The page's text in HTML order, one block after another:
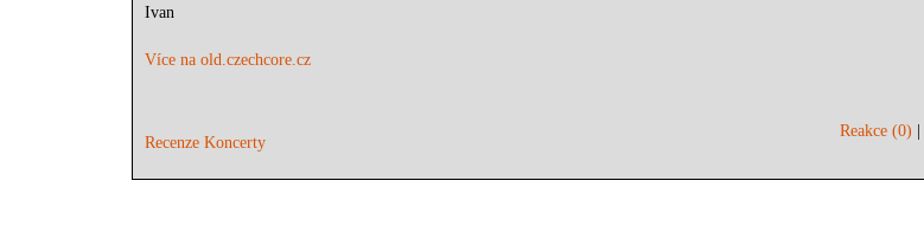
Ivan
Více na old.czechcore.cz
Recenze Koncerty
Reakce (0)